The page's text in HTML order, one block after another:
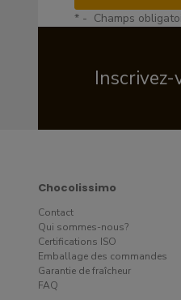
* - Champs
Chocolissimo
Contact
Qui sommes-nous?
Certifications ISO
Emballage des commandes
Garantie de fraîcheur
FAQ